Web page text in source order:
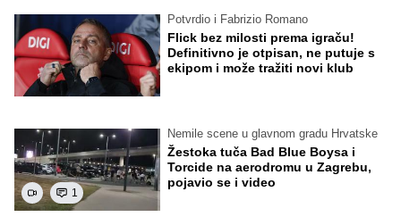
Potvrdio i Fabrizio Romano
Flick bez milosti prema igraču!
Definitivno je otpisan, ne putuje s
ekipom i može tražiti novi klub
1
Nemile scene u glavnom gradu Hrvatske
Žestoka tuča Bad Blue Boysa i
Torcide na aerodromu u Zagrebu,
pojavio se i video